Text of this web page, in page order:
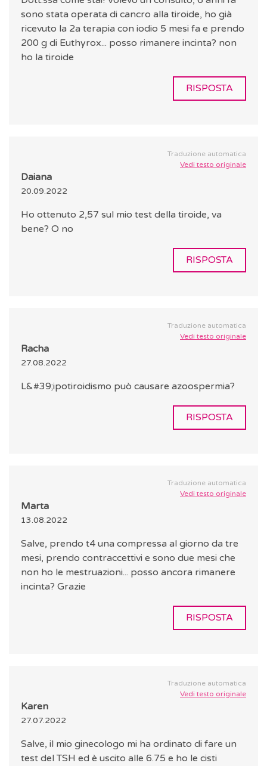
sono stata operata di cancro alla tiroide, ho già
ricevuto la 2a terapia con iodio 5 mesi fa e prendo
200 g di Euthyrox... posso rimanere incinta? non
ho la tiroide
RISPOSTA
Traduzione automatica
Vedi testo originale
Daiana
20.09.2022
Ho ottenuto 2,57 sul mio test della tiroide, va
bene? O no
RISPOSTA
Traduzione automatica
Vedi testo originale
Racha
27.08.2022
L&#39;ipotiroidismo può causare azoospermia?
RISPOSTA
Traduzione automatica
Vedi testo originale
Marta
13.08.2022
Salve, prendo t4 una compressa al giorno da tre
mesi, prendo contraccettivi e sono due mesi che
non ho le mestruazioni... posso ancora rimanere
incinta? Grazie
RISPOSTA
Traduzione automatica
Vedi testo originale
Karen
27.07.2022
Salve, il mio ginecologo mi ha ordinato di fare un
test del TSH ed è uscito alle 6.75 e ho le cisti